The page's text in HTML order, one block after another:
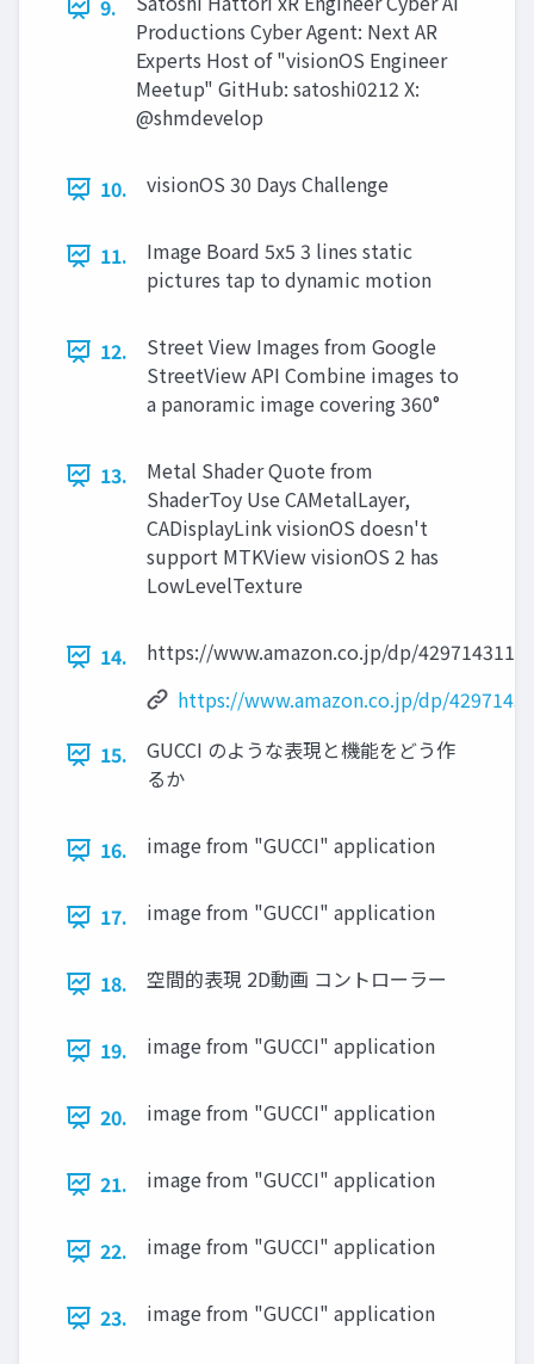
9.
Productions Cyber Agent: Next AR
Experts Host of "visionOS Engineer
Meetup" GitHub: satoshi0212 X:
@shmdevelop
10. visionOS 30 Days Challenge
11.
Image Board 5x5 3 lines static
pictures tap to dynamic motion
12.
Street View Images from Google
StreetView API Combine images to
a panoramic image covering 360°
13.
Metal Shader Quote from
ShaderToy Use CAMetalLayer,
CADisplayLink visionOS doesn't
support MTKView visionOS 2 has
LowLevelTexture
14.
https://www.amazon.co.jp/dp/4297143119/
https://www.amazon.co.jp/dp/
15.
GUCCI のような表現と機能をどう作
るか
16. image from "GUCCI" application
17. image from "GUCCI" application
18. 空間的表現 2D動画 コントローラー
19. image from "GUCCI" application
20. image from "GUCCI" application
21. image from "GUCCI" application
22. image from "GUCCI" application
23. image from "GUCCI" application